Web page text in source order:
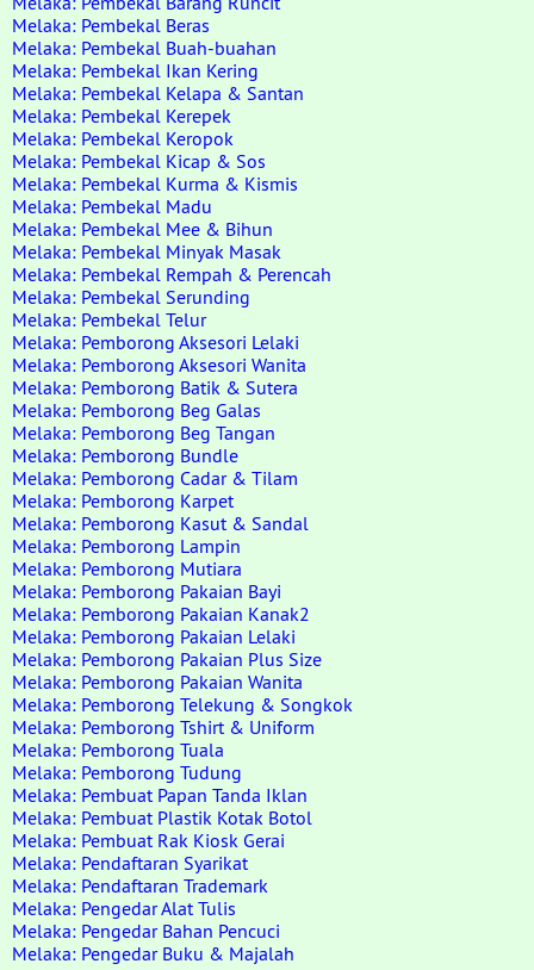
Melaka: Pembekal Beras
Melaka: Pembekal Buah-buahan
Melaka: Pembekal Ikan Kering
Melaka: Pembekal Kelapa & Santan
Melaka: Pembekal Kerepek
Melaka: Pembekal Keropok
Melaka: Pembekal Kicap & Sos
Melaka: Pembekal Kurma & Kismis
Melaka: Pembekal Madu
Melaka: Pembekal Mee & Bihun
Melaka: Pembekal Minyak Masak
Melaka: Pembekal Rempah & Perencah
Melaka: Pembekal Serunding
Melaka: Pembekal Telur
Melaka: Pemborong Aksesori Lelaki
Melaka: Pemborong Aksesori Wanita
Melaka: Pemborong Batik & Sutera
Melaka: Pemborong Beg Galas
Melaka: Pemborong Beg Tangan
Melaka: Pemborong Bundle
Melaka: Pemborong Cadar & Tilam
Melaka: Pemborong Karpet
Melaka: Pemborong Kasut & Sandal
Melaka: Pemborong Lampin
Melaka: Pemborong Mutiara
Melaka: Pemborong Pakaian Bayi
Melaka: Pemborong Pakaian Kanak2
Melaka: Pemborong Pakaian Lelaki
Melaka: Pemborong Pakaian Plus Size
Melaka: Pemborong Pakaian Wanita
Melaka: Pemborong Telekung & Songkok
Melaka: Pemborong Tshirt & Uniform
Melaka: Pemborong Tuala
Melaka: Pemborong Tudung
Melaka: Pembuat Papan Tanda Iklan
Melaka: Pembuat Plastik Kotak Botol
Melaka: Pembuat Rak Kiosk Gerai
Melaka: Pendaftaran Syarikat
Melaka: Pendaftaran Trademark
Melaka: Pengedar Alat Tulis
Melaka: Pengedar Bahan Pencuci
Melaka: Pengedar Buku & Majalah